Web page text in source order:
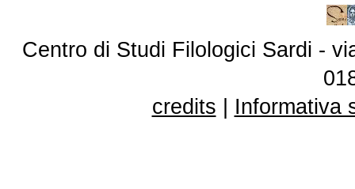
Centro di Studi Filologici Sardi -
credits
Informativa